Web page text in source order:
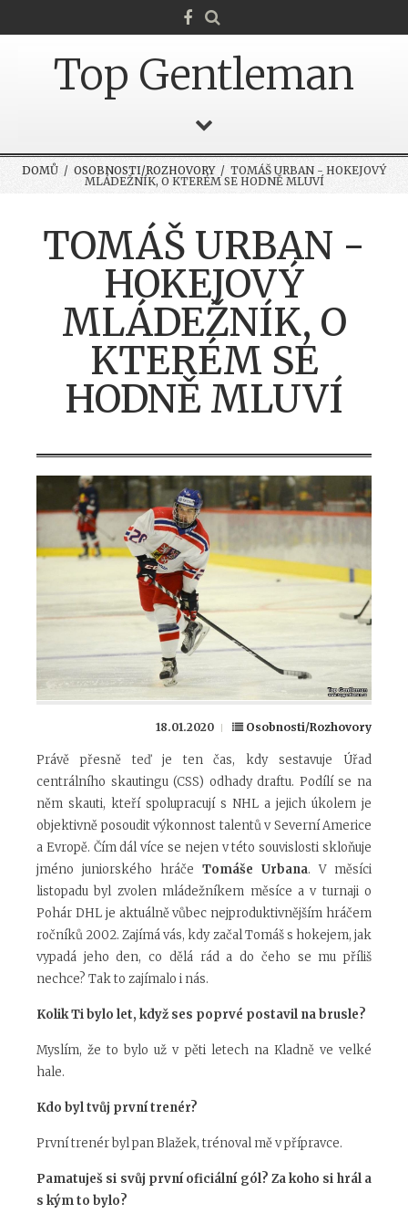
Top Gentleman
DOMŮ / OSOBNOSTI/ROZHOVORY/ TOMÁŠ URBAN - HOKEJOVÝ
MLÁDEŽNÍK, O KTERÉM SE HODNĚ MLUVÍ
TOMÁŠ URBAN -
HOKEJOVÝ
MLÁDEŽNÍK, O
KTERÉM SE
HODNĚ MLUVÍ
18.01.2020 Osobnosti/Rozhovory
Právě přesně teď je ten čas, kdy sestavuje Úřad
centrálního skautingu (CSS) odhady draftu. Podílí se na
něm skauti, kteří spolupracují s NHL a jejich úkolem je
objektivně posoudit výkonnost talentů v Severní Americe
a Evropě. Čím dál více se nejen v této souvislosti skloňuje
jméno juniorského hráče Tomáše Urbana. V měsíci
listopadu byl zvolen mládežníkem měsíce a v turnaji o
Pohár DHL je aktuálně vůbec nejproduktivnějším hráčem
ročníků 2002. Zajímá vás, kdy začal Tomáš s hokejem, jak
vypadá jeho den, co dělá rád a do čeho se mu příliš
nechce? Tak to zajímalo i nás.
Kolik Ti bylo let, když ses poprvé postavil na brusle?
Myslím, že to bylo už v pěti letech na Kladně ve velké
hale.
Kdo byl tvůj první trenér?
První trenér byl pan Blažek, trénoval mě v přípravce.
Pamatuješ si svůj první oficiální gól? Za koho si hrál a
s kým to bylo?